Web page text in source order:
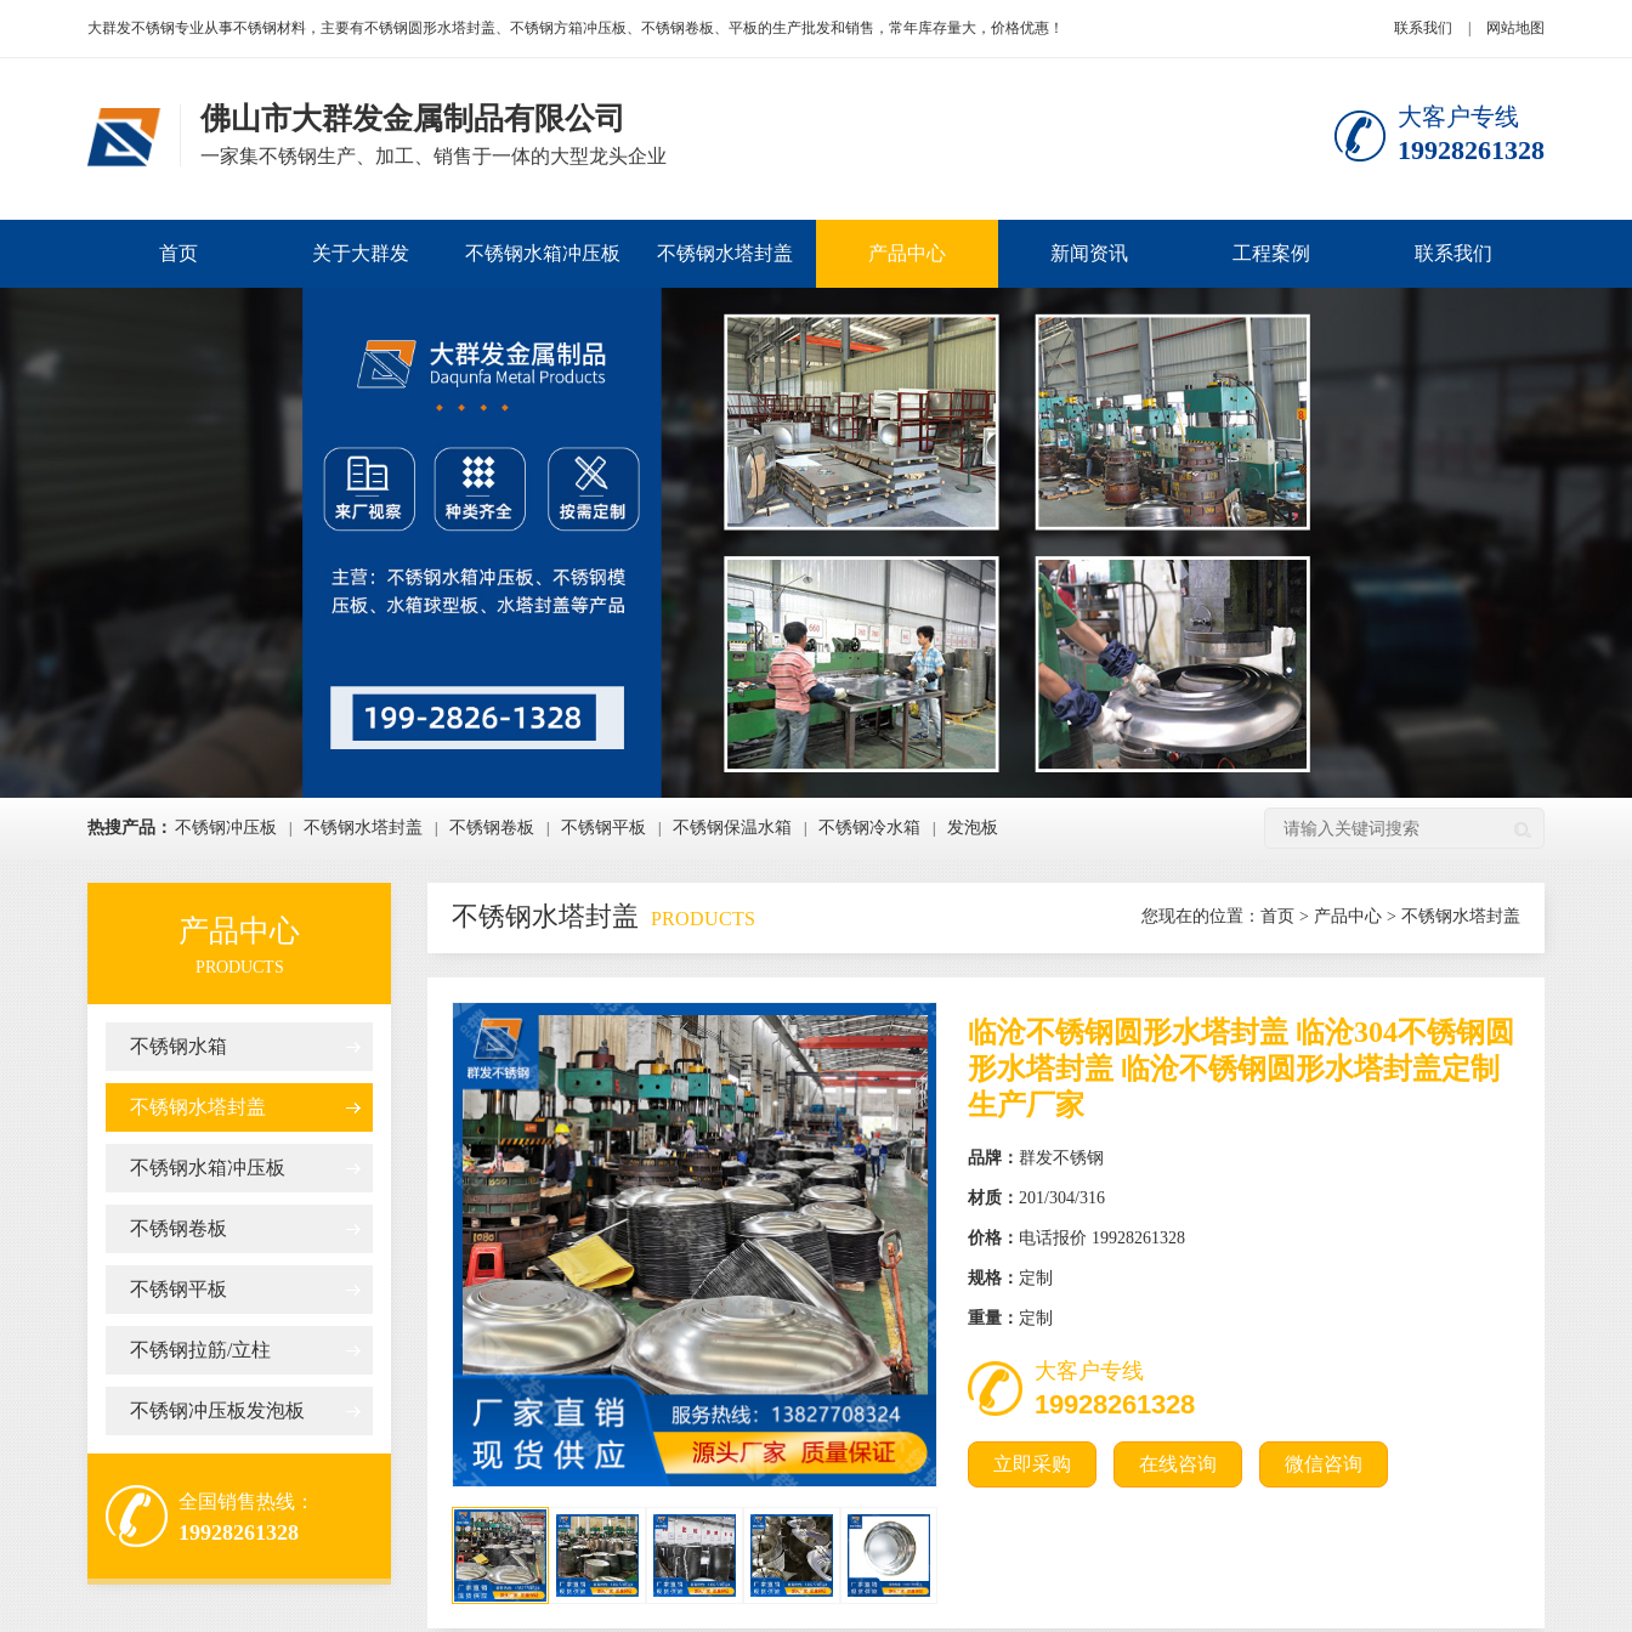
大群发不锈钢专业从事不锈钢材料，主要有不锈钢圆形水塔封盖、不锈钢方箱冲压板、不锈钢卷板、平板的生产批发和销售，常年库存量大，价格优惠！ 联系我们 网站地图
佛山市大群发金属制品有限公司
一家集不锈钢生产、加工、销售于一体的大型龙头企业
大客户专线
19928261328
首页 关于大群发 不锈钢水箱冲压板 不锈钢水塔封盖 产品中心 新闻资讯 工程案例 联系我们
热搜产品： 不锈钢冲压板 不锈钢水塔封盖 不锈钢卷板 不锈钢平板 不锈钢保温水箱 不锈钢冷水箱 发泡板
产品中心
PRODUCTS
不锈钢水箱
不锈钢水塔封盖
不锈钢水箱冲压板
不锈钢卷板
不锈钢平板
不锈钢拉筋/立柱
不锈钢冲压板发泡板
全国销售热线：
19928261328
不锈钢水塔封盖 PRODUCTS 您现在的位置： 首页 > 产品中心 > 不锈钢水塔封盖
临沧不锈钢圆形水塔封盖 临沧304不锈钢圆
形水塔封盖 临沧不锈钢圆形水塔封盖定制
生产厂家
品牌 ： 群发不锈钢
材质 ： 201/304/316
价格 ： 电话报价 19928261328
规格 ： 定制
重量 ： 定制
大客户专线
19928261328
立即采购 在线咨询 微信咨询